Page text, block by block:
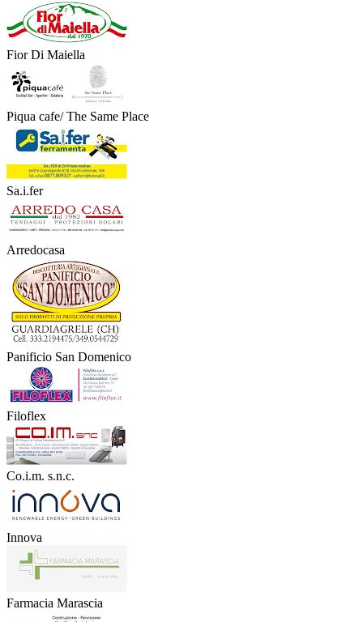
Fior Di Maiella
Piqua cafe/ The Same Place
Sa.i.fer
Arredocasa
Panificio San Domenico
Filoflex
Co.i.m. s.n.c.
Innova
Farmacia Marascia